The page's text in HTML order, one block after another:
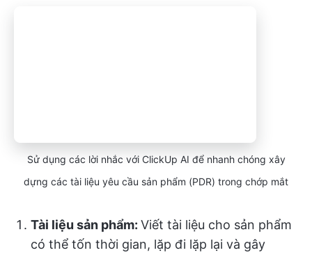
Sử dụng các lời nhắc với ClickUp AI để nhanh chóng xây
dựng các tài liệu yêu cầu sản phẩm (PDR) trong chớp mắt
Tài liệu sản phẩm: Viết tài liệu cho sản phẩm
có thể tốn thời gian, lặp đi lặp lại và gây